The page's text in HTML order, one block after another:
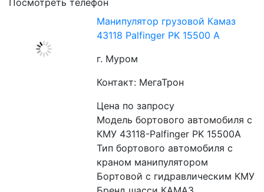
Посмотреть телефон
Манипулятор грузовой Камаз
43118 Palfinger PK 15500 A
г. Муром
Контакт: МегаТрон
Цена по запросу
Модель бортового автомобиля с
КМУ 43118-Palfinger PK 15500A
Тип бортового автомобиля с
краном манипулятором
Бортовой с гидравлическим КМУ